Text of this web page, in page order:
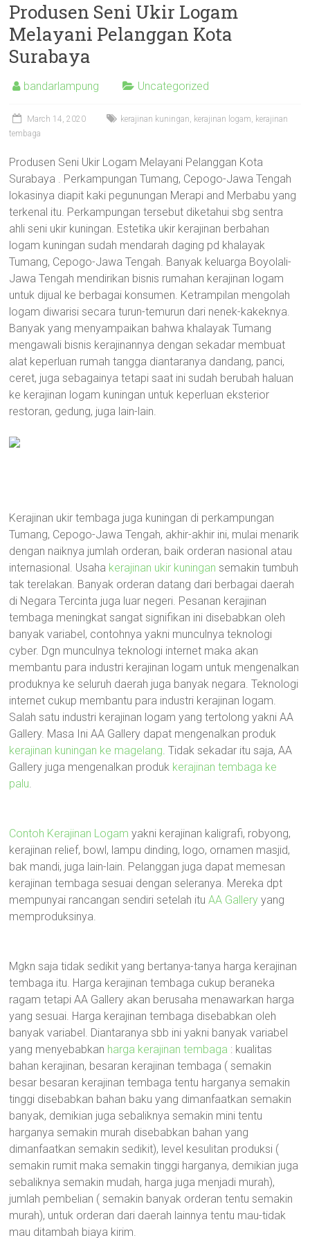
Produsen Seni Ukir Logam
Melayani Pelanggan Kota
Surabaya
bandarlampung Uncategorized
March 14, 2020 kerajinan kuningan, kerajinan logam, kerajinan
tembaga
Produsen Seni Ukir Logam Melayani Pelanggan Kota
Surabaya . Perkampungan Tumang, Cepogo-Jawa Tengah
lokasinya diapit kaki pegunungan Merapi and Merbabu yang
terkenal itu. Perkampungan tersebut diketahui sbg sentra
ahli seni ukir kuningan. Estetika ukir kerajinan berbahan
logam kuningan sudah mendarah daging pd khalayak
Tumang, Cepogo-Jawa Tengah. Banyak keluarga Boyolali-
Jawa Tengah mendirikan bisnis rumahan kerajinan logam
untuk dijual ke berbagai konsumen. Ketrampilan mengolah
logam diwarisi secara turun-temurun dari nenek-kakeknya.
Banyak yang menyampaikan bahwa khalayak Tumang
mengawali bisnis kerajinannya dengan sekadar membuat
alat keperluan rumah tangga diantaranya dandang, panci,
ceret, juga sebagainya tetapi saat ini sudah berubah haluan
ke kerajinan logam kuningan untuk keperluan eksterior
restoran, gedung, juga lain-lain.
Kerajinan ukir tembaga juga kuningan di perkampungan
Tumang, Cepogo-Jawa Tengah, akhir-akhir ini, mulai menarik
dengan naiknya jumlah orderan, baik orderan nasional atau
internasional. Usaha kerajinan ukir kuningan semakin tumbuh
tak terelakan. Banyak orderan datang dari berbagai daerah
di Negara Tercinta juga luar negeri. Pesanan kerajinan
tembaga meningkat sangat signifikan ini disebabkan oleh
banyak variabel, contohnya yakni munculnya teknologi
cyber. Dgn munculnya teknologi internet maka akan
membantu para industri kerajinan logam untuk mengenalkan
produknya ke seluruh daerah juga banyak negara. Teknologi
internet cukup membantu para industri kerajinan logam.
Salah satu industri kerajinan logam yang tertolong yakni AA
Gallery. Masa Ini AA Gallery dapat mengenalkan produk
kerajinan kuningan ke magelang. Tidak sekadar itu saja, AA
Gallery juga mengenalkan produk kerajinan tembaga ke
palu.
Contoh Kerajinan Logam yakni kerajinan kaligrafi, robyong,
kerajinan relief, bowl, lampu dinding, logo, ornamen masjid,
bak mandi, juga lain-lain. Pelanggan juga dapat memesan
kerajinan tembaga sesuai dengan seleranya. Mereka dpt
mempunyai rancangan sendiri setelah ituAA Gallery yang
memproduksinya.
Mgkn saja tidak sedikit yang bertanya-tanya harga kerajinan
tembaga itu. Harga kerajinan tembaga cukup beraneka
ragam tetapi AA Gallery akan berusaha menawarkan harga
yang sesuai. Harga kerajinan tembaga disebabkan oleh
banyak variabel. Diantaranya sbb ini yakni banyak variabel
yang menyebabkan harga kerajinan tembaga : kualitas
bahan kerajinan, besaran kerajinan tembaga ( semakin
besar besaran kerajinan tembaga tentu harganya semakin
tinggi disebabkan bahan baku yang dimanfaatkan semakin
banyak, demikian juga sebaliknya semakin mini tentu
harganya semakin murah disebabkan bahan yang
dimanfaatkan semakin sedikit), level kesulitan produksi (
semakin rumit maka semakin tinggi harganya, demikian juga
sebaliknya semakin mudah, harga juga menjadi murah),
jumlah pembelian ( semakin banyak orderan tentu semakin
murah), untuk orderan dari daerah lainnya tentu mau-tidak
mau ditambah biaya kirim.